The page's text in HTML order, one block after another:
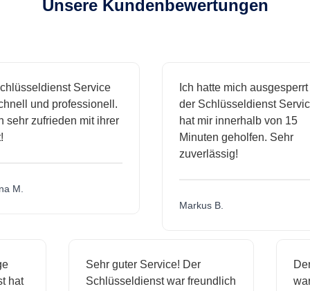
Unsere Kundenbewertungen
Service
und professionell.
zufrieden mit ihrer
Ich hatte mich ausgesperrt
der Schlüsseldienst Service
hat mir innerhalb von 15
Minuten geholfen. Sehr
zuverlässig!
Markus B.
hat
Sehr guter Service! Der
Schlüsseldienst war freundlich